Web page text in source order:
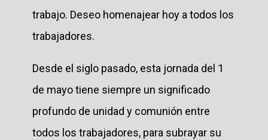
trabajo. Deseo homenajear hoy a todos los
trabajadores.
Desde el siglo pasado, esta jornada del 1
de mayo tiene siempre un significado
profundo de unidad y comunión entre
todos los trabajadores, para subrayar su